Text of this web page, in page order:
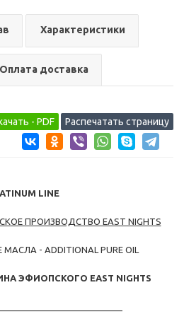
Характеристики
Оплата доставка
LINE
ПРОИЗВОДСТВО EAST NIGHTS
- ADDITIONAL PURE OIL
ЭФИОПСКОГО EAST NIGHTS